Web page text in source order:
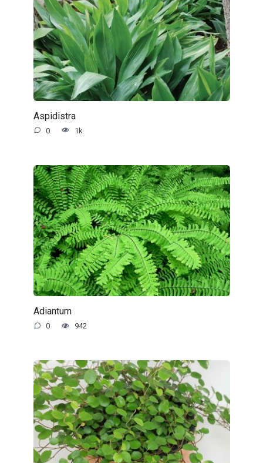
Aspidistra
0 1k.
Adiantum
0 942